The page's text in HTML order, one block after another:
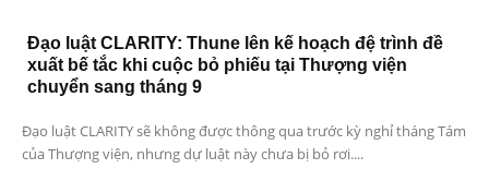
Đạo luật CLARITY: Thune lên kế hoạch đệ trình đề
xuất bế tắc khi cuộc bỏ phiếu tại Thượng viện
chuyển sang tháng 9
Đạo luật CLARITY sẽ không được thông qua trước kỳ nghỉ tháng Tám
của Thượng viện, nhưng dự luật này chưa bị bỏ rơi....